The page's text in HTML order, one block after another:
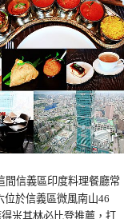
間信義區印度料理餐廳常
位於信義區微風南山46
米其林必比登推薦，打